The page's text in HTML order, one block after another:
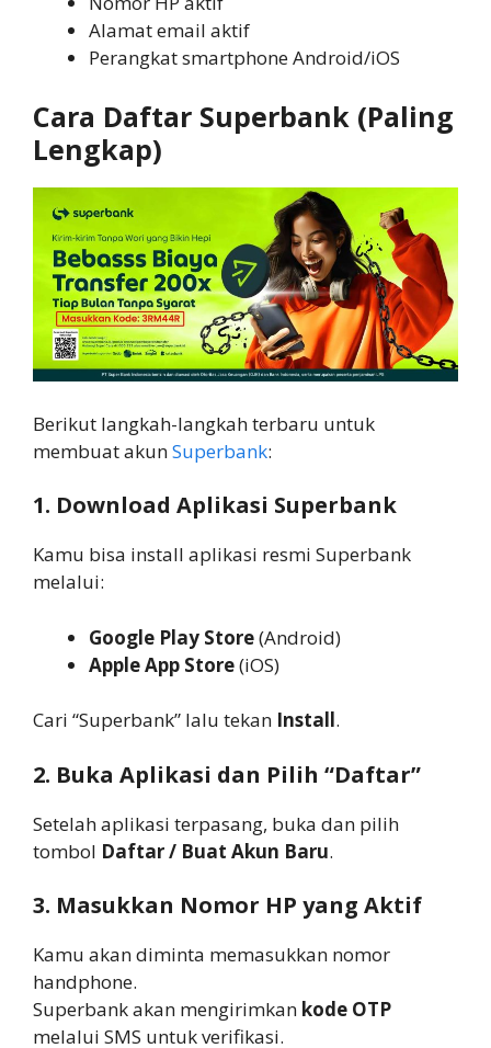
Alamat email aktif
Perangkat smartphone Android/iOS
Cara Daftar Superbank (Paling
Lengkap)
Berikut langkah-langkah terbaru untuk
membuat akunSuperbank:
1. Download Aplikasi Superbank
Kamu bisa install aplikasi resmi Superbank
melalui:
Google Play Store(Android)
Apple App Store(iOS)
Cari “Superbank” lalu tekan Install.
2. Buka Aplikasi dan Pilih “Daftar”
Setelah aplikasi terpasang, buka dan pilih
tombol Daftar / Buat Akun Baru.
3. Masukkan Nomor HP yang Aktif
Kamu akan diminta memasukkan nomor
handphone.
Superbank akan mengirimkan kode OTP
melalui SMS untuk verifikasi.